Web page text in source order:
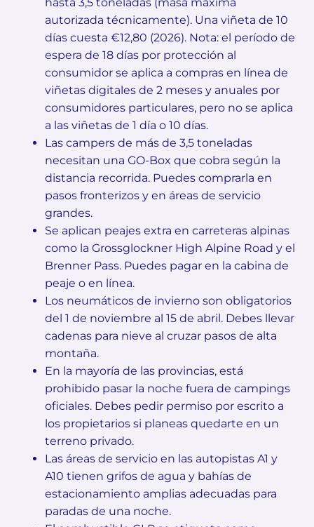
autorizada técnicamente). Una viñeta de 10
días cuesta €12,80 (2026). Nota: el período de
espera de 18 días por protección al
consumidor se aplica a compras en línea de
viñetas digitales de 2 meses y anuales por
consumidores particulares, pero no se aplica
a las viñetas de 1 día o 10 días.
Las campers de más de 3,5 toneladas
necesitan una GO-Box que cobra según la
distancia recorrida. Puedes comprarla en
pasos fronterizos y en áreas de servicio
grandes.
Se aplican peajes extra en carreteras alpinas
como la Grossglockner High Alpine Road y el
Brenner Pass. Puedes pagar en la cabina de
peaje o en línea.
Los neumáticos de invierno son obligatorios
del 1 de noviembre al 15 de abril. Debes llevar
cadenas para nieve al cruzar pasos de alta
montaña.
En la mayoría de las provincias, está
prohibido pasar la noche fuera de campings
oficiales. Debes pedir permiso por escrito a
los propietarios si planeas quedarte en un
terreno privado.
Las áreas de servicio en las autopistas A1 y
A10 tienen grifos de agua y bahías de
estacionamiento amplias adecuadas para
paradas de una noche.